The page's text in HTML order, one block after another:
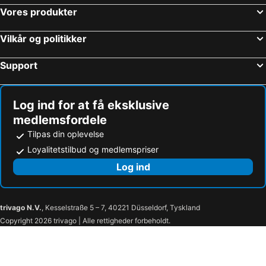
Vejers Strand
Fynshav Badestrand
Blaavand Hvidbjerg Strand
Esbjerg havn
Strand Vorupör
Enø
Rebild Festival
Nymindegab Strand
Thy Rock
Moesgård
Hurup Station
Aalborg Zoo
Fåborg Havn
Thorsminde
Hi Woodtech
Hi Innovation
Hi Industrial
Food Expo
Ferie For Alle
Hi Electronics
Vores produkter
Vilkår og politikker
Support
Log ind for at få eksklusive
medlemsfordele
Tilpas din oplevelse
Loyalitetstilbud og medlemspriser
Log ind
trivago N.V., Kesselstraße 5 – 7, 40221 Düsseldorf, Tyskland
Copyright 2026 trivago | Alle rettigheder forbeholdt.